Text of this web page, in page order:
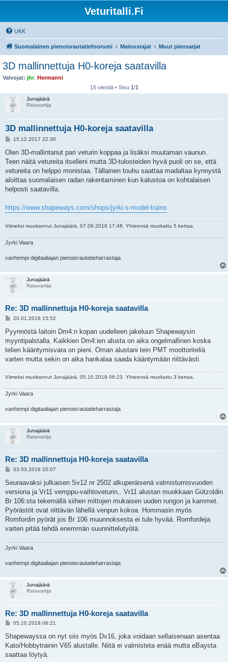
Veturitalli.Fi
UKK
Suomalainen pienoisrautatiefoorumi Mainostajat Muut piensarjat
3D mallinnettuja H0-koreja saatavilla
Valvojat: jhr, Hermanni
15 viestiä • Sivu 1/1
Junajäärä
Ratavartija
3D mallinnettuja H0-koreja saatavilla
V
e
t
i
15.12.2017 22:30
Olen 3D-mallintanut pari veturin koppaa ja lisäksi muutaman vaunun.
Teen näitä vetureita itselleni mutta 3D-tulosteiden hyvä puoli on se, että
vetureita on helppo monistaa. Tällainen touhu saattaa madaltaa kynnystä
aloittaa suomalaisen radan rakentaminen kun kalustoa on kohtalaisen
helposti saatavilla.
https://www.shapeways.com/shops/jyrki-s-model-trains
Viimeksi muokannut Junajäärä , 07.06.2018 17:48. Yhteensä muokattu 5 kertaa.
Jyrki Vaara
vanhempi digitaaliajan pienoisrautatieharrastaja
Junajäärä
Ratavartija
Re: 3D mallinnettuja H0-koreja saatavilla
V
e
s
t
i
20.01.2018 15:52
Pyynnöstä laitoin Dm4:n kopan uudelleen jakeluun Shapewaysin
myyntipalstalla. Kaikkien Dm4:ien alusta on aika ongelmallinen koska
telien kääntymisvara on pieni. Oman alustani tein PMT moottoriteliä
varten mutta sekin on aika hankalaa saada kääntymään riittävästi.
Viimeksi muokannut Junajäärä , 05.10.2018 06:23. Yhteensä muokattu 3 kertaa.
Jyrki Vaara
vanhempi digitaaliajan pienoisrautatieharrastaja
Junajäärä
Ratavartija
Re: 3D mallinnettuja H0-koreja saatavilla
V
e
t
i
03.03.2018 20:07
Seuraavaksi julkaisen Sv12 nr 2502 alkuperäisenä valmistumisvuoden
versiona ja Vr11 vemppu-vaihtoveturin,. Vr11 alustan muokkaan Gützoldin
Br 106:sta tekemällä siihen mittojen mukaisen uuden rungon ja kammet.
Pyörästöt ovat riittävän lähellä venpun kokoa. Hommasin myös
Romfordin pyörät jos Br 106 muunnoksesta ei tule hyvää. Romfordeja
varten pitää tehdä enemmän suunnittelutyötä.
Jyrki Vaara
vanhempi digitaaliajan pienoisrautatieharrastaja
Junajäärä
Ratavartija
Re: 3D mallinnettuja H0-koreja saatavilla
V
e
t
i
05.10.2018 06:21
Shapewayssa on nyt siis myös Dv16, joka voidaan sellaisenaan asentaa
Kato/Hobbytrainin V65 alustalle. Niitä ei valmisteta enää mutta eBaysta
saattaa löytyä.